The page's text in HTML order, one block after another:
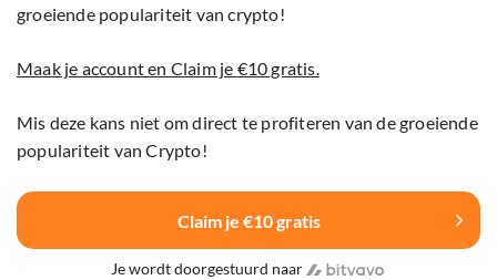
groeiende populariteit van crypto!
Maak je account en Claim je €10 gratis.
Mis deze kans niet om direct te profiteren van de groeiende
populariteit van Crypto!
Claim je €10 gratis
Je wordt doorgestuurd naar